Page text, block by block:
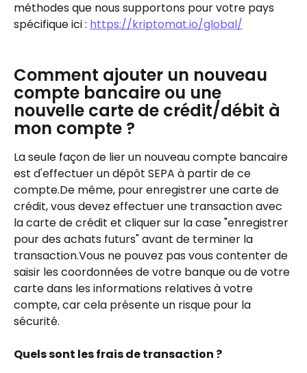
méthodes que nous supportons pour votre pays
spécifique ici : https://kriptomat.io/global/
Comment ajouter un nouveau
compte bancaire ou une
nouvelle carte de crédit/débit à
mon compte ?
La seule façon de lier un nouveau compte bancaire
est d'effectuer un dépôt SEPA à partir de ce
compte.De même, pour enregistrer une carte de
crédit, vous devez effectuer une transaction avec
la carte de crédit et cliquer sur la case "enregistrer
pour des achats futurs" avant de terminer la
transaction.Vous ne pouvez pas vous contenter de
saisir les coordonnées de votre banque ou de votre
carte dans les informations relatives à votre
compte, car cela présente un risque pour la
sécurité.
Quels sont les frais de transaction ?